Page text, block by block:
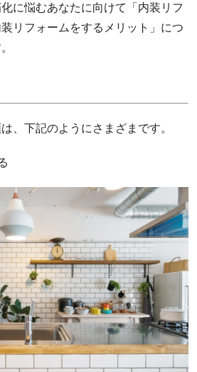
に悩むあなたに向けて「内装リフ
リフォームをするメリット」につ
、下記のようにさまざまです。